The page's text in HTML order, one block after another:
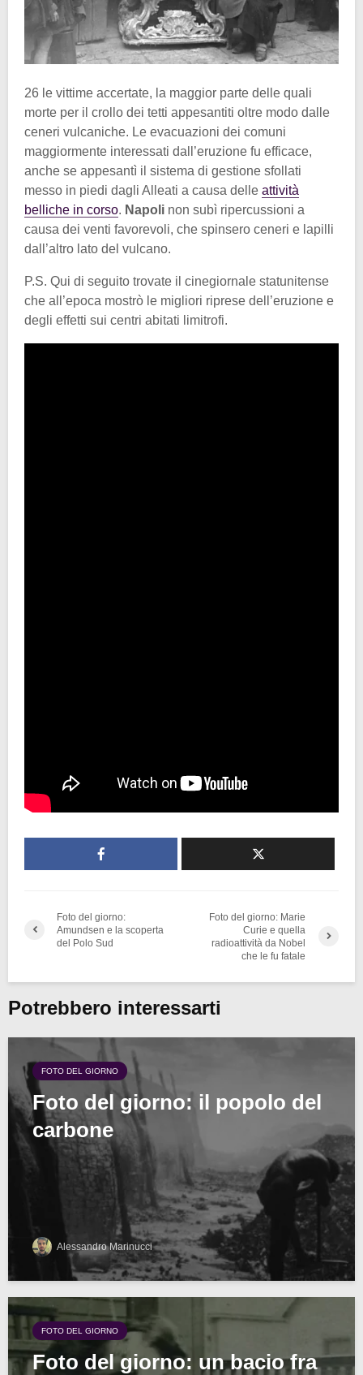
26 le vittime accertate, la maggior parte delle quali
morte per il crollo dei tetti appesantiti oltre modo dalle
ceneri vulcaniche. Le evacuazioni dei comuni
maggiormente interessati dall’eruzione fu efficace,
anche se appesantì il sistema di gestione sfollati
messo in piedi dagli Alleati a causa delle attività
belliche in corso. Napoli non subì ripercussioni a
causa dei venti favorevoli, che spinsero ceneri e lapilli
dall’altro lato del vulcano.
P.S. Qui di seguito trovate il cinegiornale statunitense
che all’epoca mostrò le migliori riprese dell’eruzione e
degli effetti sui centri abitati limitrofi.
Foto del giorno:
Amundsen e la scoperta
del Polo Sud
Foto del giorno: Marie
Curie e quella
radioattività da Nobel
che le fu fatale
Potrebbero interessarti
FOTO DEL GIORNO
Foto del giorno: il popolo del
carbone
Alessandro Marinucci
FOTO DEL GIORNO
Foto del giorno: un bacio fra